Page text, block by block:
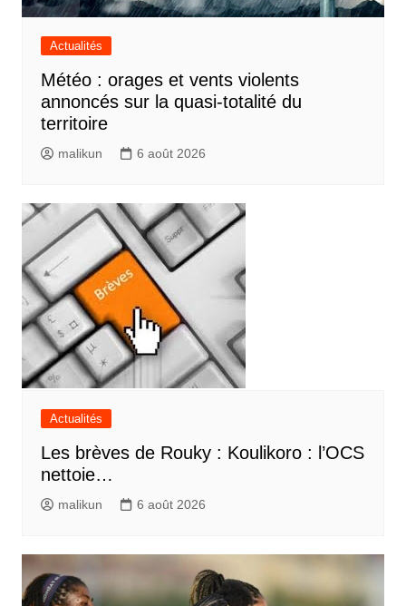
Actualités
Météo : orages et vents violents
annoncés sur la quasi-totalité du
territoire
malikun 6 août 2026
Actualités
Les brèves de Rouky : Koulikoro : l’OCS
nettoie…
malikun 6 août 2026